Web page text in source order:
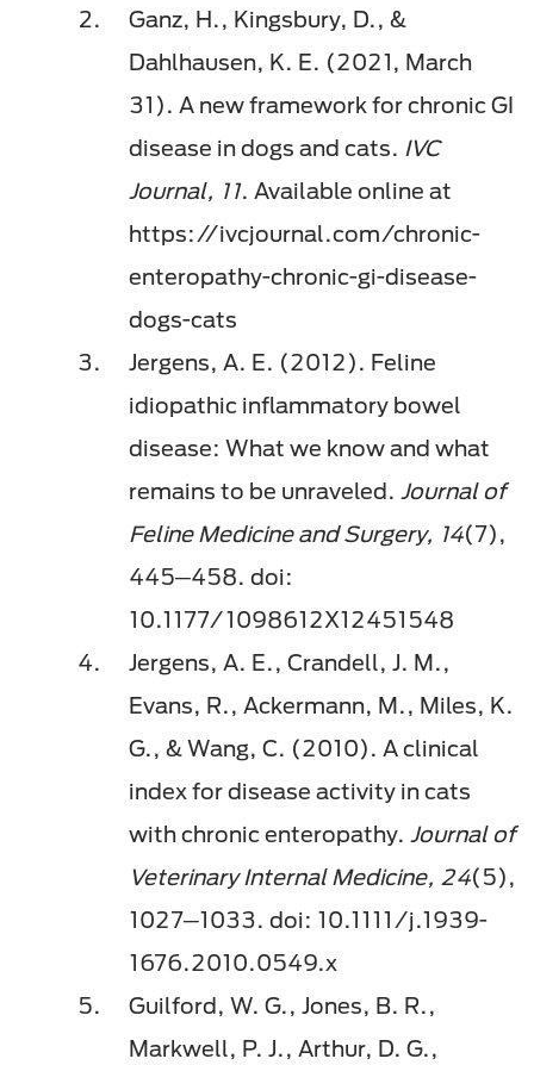
Ganz, H., Kingsbury, D., &
Dahlhausen, K. E. (2021, March
31). A new framework for chronic GI
disease in dogs and cats. IVC
Journal, 11. Available online at
https://ivcjournal.com/chronic-
enteropathy-chronic-gi-disease-
dogs-cats
Jergens, A. E. (2012). Feline
idiopathic inflammatory bowel
disease: What we know and what
remains to be unraveled. Journal of
Feline Medicine and Surgery, 14(7),
445─458. doi:
10.1177/1098612X12451548
Jergens, A. E., Crandell, J. M.,
Evans, R., Ackermann, M., Miles, K.
G., & Wang, C. (2010). A clinical
index for disease activity in cats
with chronic enteropathy. Journal of
Veterinary Internal Medicine, 24(5),
1027─1033. doi: 10.1111/j.1939-
1676.2010.0549.x
Guilford, W. G., Jones, B. R.,
Markwell, P. J., Arthur, D. G.,